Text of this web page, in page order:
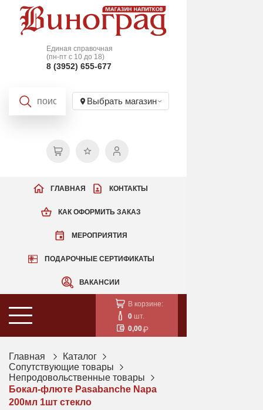
Единая справочная
(пн-пт с 10 до 18)
8 (3952) 655-677
Выбрать магазин
КАК ОФОРМИТЬ ЗАКАЗ
МЕРОПРИЯТИЯ
ПОДАРОЧНЫЕ СЕРТИФИКАТЫ
ВАКАНСИИ
ГЛАВНАЯ КОНТАКТЫ
В корзине:
0 шт.
0,00
Главная
Каталог
Сопутствующие товары
Непродовольственные товары
Бокал-флюте Pasabanche Napa
200мл 1шт стекло